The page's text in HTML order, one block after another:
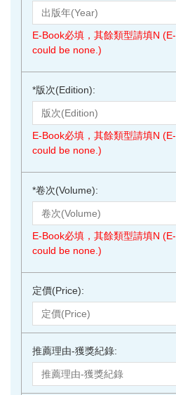
E-Book必填，其餘類型請填N
could be none.)
*版次(Edition):
E-Book必填，其餘類型請填N
could be none.)
*卷次(Volume):
E-Book必填，其餘類型請填N
could be none.)
定價(Price):
推薦理由-獲獎紀錄: